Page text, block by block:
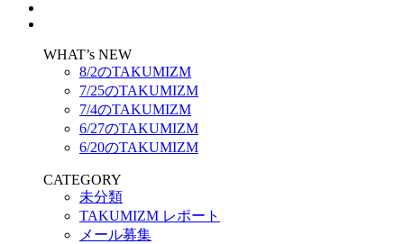
WHAT’s NEW
8/2のTAKUMIZM
7/25のTAKUMIZM
7/4のTAKUMIZM
6/27のTAKUMIZM
6/20のTAKUMIZM
CATEGORY
未分類
TAKUMIZM レポート
メール募集